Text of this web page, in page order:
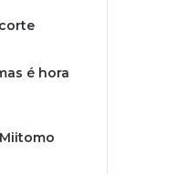
é hora